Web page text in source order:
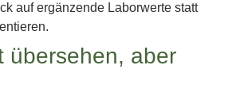
auf ergänzende Laborwerte statt
übersehen, aber